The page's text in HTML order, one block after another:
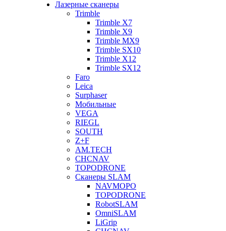
Лазерные сканеры
Trimble
Trimble X7
Trimble X9
Trimble MX9
Trimble SX10
Trimble X12
Trimble SX12
Faro
Leica
Surphaser
Мобильные
VEGA
RIEGL
SOUTH
Z+F
AM.TECH
CHCNAV
TOPODRONE
Сканеры SLAM
NAVMOPO
TOPODRONE
RobotSLAM
OmniSLAM
LiGrip